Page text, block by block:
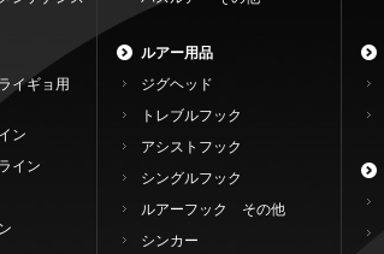
イギョ用
ン
イン
ルアー用品
ジグヘッド
トレブルフック
アシストフック
シングルフック
ルアーフック その他
シンカー